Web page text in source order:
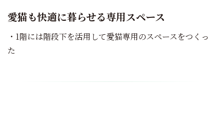
愛猫も快適に暮らせる専用スペース
・1階には階段下を活用して愛猫専用のスペースをつくっ
た